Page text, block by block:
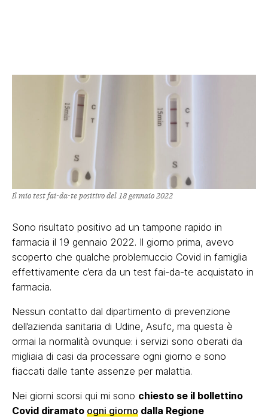
Il mio test fai-da-te positivo del 18 gennaio 2022
Sono risultato positivo ad un tampone rapido in
farmacia il 19 gennaio 2022. Il giorno prima, avevo
scoperto che qualche problemuccio Covid in famiglia
effettivamente c’era da un test fai-da-te acquistato in
farmacia.
Nessun contatto dal dipartimento di prevenzione
dell’azienda sanitaria di Udine, Asufc, ma questa è
ormai la normalità ovunque: i servizi sono oberati da
migliaia di casi da processare ogni giorno e sono
fiaccati dalle tante assenze per malattia.
Nei giorni scorsi qui mi sono chiesto se il bollettino
Covid diramato ogni giorno dalla Regione